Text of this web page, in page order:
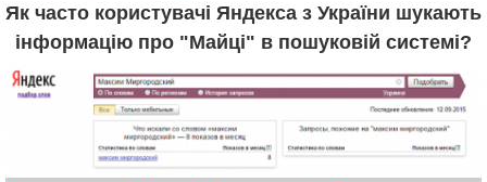
Як часто користувачі Яндекса з України шукають
інформацію про "Майці" в пошуковій системі?